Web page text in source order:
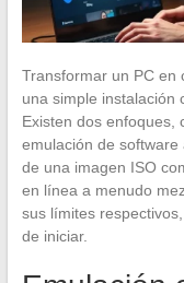
Transformar un PC en
una simple instalación
Existen dos enfoques,
emulación de
de una imagen ISO
en línea a menudo
sus límites
de iniciar.